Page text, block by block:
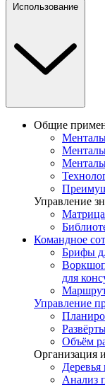
Использование
Общие
Управление
Командное
Брифы
для
Управление
Объём
Организация
Деревья
Анализ